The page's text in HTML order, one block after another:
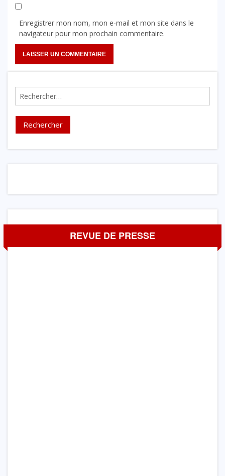
Enregistrer mon nom, mon e-mail et mon site dans le
navigateur pour mon prochain commentaire.
Rechercher :
REVUE DE PRESSE